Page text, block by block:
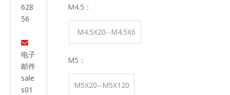
628
56

电子
邮件
sale
s01
M4.5：
M4.5X20--M4.5X6
M5：
M5X20--M5X120